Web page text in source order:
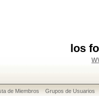
los
de Miembros Grupos de Usuarios